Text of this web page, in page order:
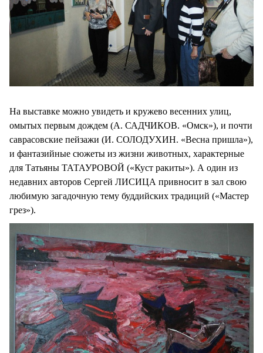
На выставке можно увидеть и кружево весенних улиц,
омытых первым дождем (А. САДЧИКОВ. «Омск»), и почти
саврасовские пейзажи (И. СОЛОДУХИН. «Весна пришла»),
и фантазийные сюжеты из жизни животных, характерные
для Татьяны ТАТАУРОВОЙ («Куст ракиты»). А один из
недавних авторов Сергей ЛИСИЦА привносит в зал свою
любимую загадочную тему буддийских традиций («Мастер
грез»).